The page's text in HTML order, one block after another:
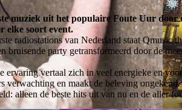
muziek uit het populaire Foute Uur door
elke soort event.
radiostations van Nederland staat Qmusic
bruisende party getransformeerd door de
ervaring vertaal zich in veel energieke en
verwachting en maakt de beleving
alleen de beste hits uit van nu en de aller